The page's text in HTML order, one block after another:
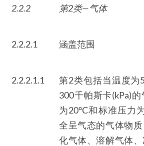
2.2.2 第2类—气体
2.2.2.1 涵盖范围
2.2.2.1.1
第2类包括当温度为
300千帕斯卡(kPa)
为20°C和标准压力
全呈气态的气体物
化气体、溶解气体